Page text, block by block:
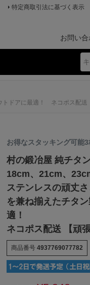
特定商取引法に基づく表示
お問い合
ドアに最適！ ネコポス配送
お得なスタッキング可能3
村の鍛冶屋 純チタ
18cm、21cm、
ステンレスの頑丈
を兼ね揃えたチタ
適！
ネコポス配送 【頑
商品番号 4937769077782